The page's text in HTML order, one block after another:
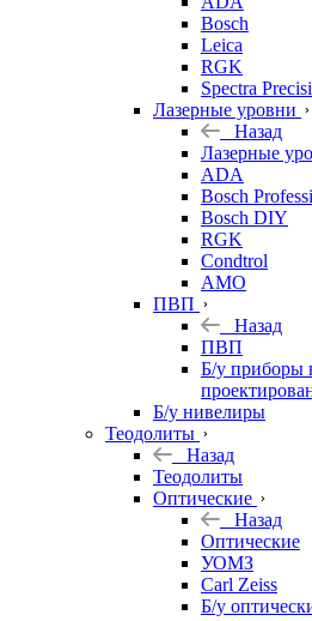
Bosch
Leica
RGK
Spectra
Лазерные уровни
Назад
Лазерные
ADA
Bosch
Bosch DIY
RGK
Condtrol
AMO
ПВП
Назад
ПВП
Б/у приборы
Б/у нивелиры
Теодолиты
Назад
Теодолиты
Оптические
Назад
Оптические
УОМЗ
Carl Zeiss
Б/у